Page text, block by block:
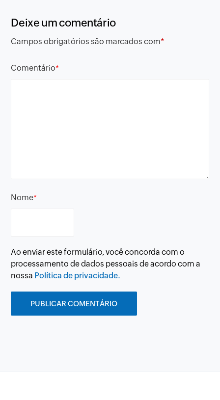
Deixe um comentário
Campos obrigatórios são marcados com*
Comentário*
Nome*
Ao enviar este formulário, você concorda com o
processamento de dados pessoais de acordo com a
nossa Política de privacidade.